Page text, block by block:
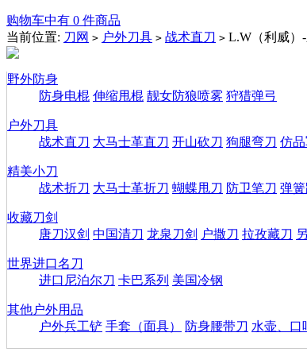
购物车中有 0 件商品
当前位置: 刀网 > 户外刀具 > 战术直刀 > L.W（利威）
野外防身
防身电棍 伸缩甩棍 靓女防狼喷雾 狩猎弹弓
户外刀具
战术直刀 大马士革直刀 开山砍刀 狗腿弯刀 仿品
精美小刀
战术折刀 大马士革折刀 蝴蝶甩刀 防卫笔刀 弹
收藏刀剑
唐刀汉剑 中国清刀 龙泉刀剑 户撒刀 拉孜藏刀
世界进口名刀
进口尼泊尔刀 卡巴系列 美国冷钢
其他户外用品
户外兵工铲 手套（面具） 防身腰带刀 水壶、口